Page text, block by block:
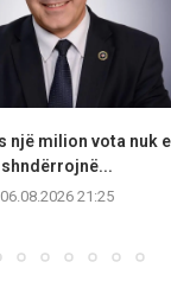
një milion vota nuk e
shndërrojnë...
06.08.2026 21:25